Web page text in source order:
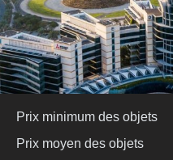
Prix minimum des objets
Prix moyen des objets